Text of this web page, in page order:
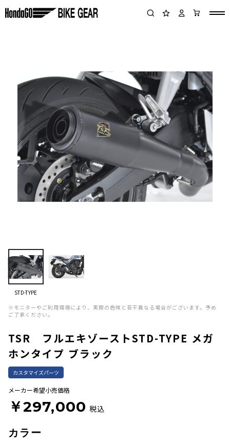
STD-TYPE
※モニターやご利用環境により、実際の色味と若干異なる場合がございます。予め
ご了承ください。
カスタマイズパーツ
TSR フルエキゾーストSTD-TYPE メガ
ホンタイプ ブラック
メーカー希望小売価格
￥297,000 税込
カラー